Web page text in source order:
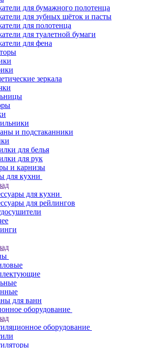
для бумажного полотенца
для зубных щёток и пасты
для полотенца
для туалетной бумаги
для фена
зеркала
и подстаканники
для белья
для рук
и карнизы
для кухни
для кухни
для рейлингов
для ванн
оборудование
оборудование